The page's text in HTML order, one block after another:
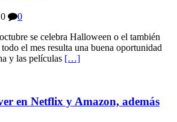
0
se celebra Halloween o el también
el mes resulta una buena oportunidad
y las películas […]
en Netflix y Amazon, además